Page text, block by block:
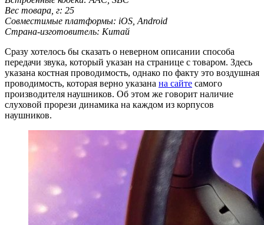
Вес товара, г: 25
Совместимые платформы: iOS, Android
Страна-изготовитель: Китай
Сразу хотелось бы сказать о неверном описании способа
передачи звука, который указан на странице с товаром. Здесь
указана костная проводимость, однако по факту это воздушная
проводимость, которая верно указана на сайте самого
производителя наушников. Об этом же говорит наличие
слуховой прорези динамика на каждом из корпусов
наушников.